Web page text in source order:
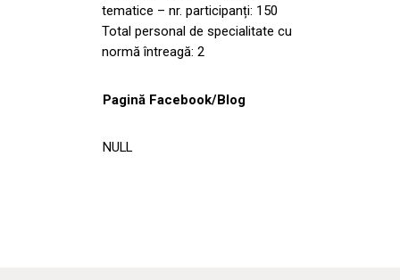
tematice – nr. participanți: 150
Total personal de specialitate cu
normă întreagă: 2
Pagină Facebook/Blog
NULL